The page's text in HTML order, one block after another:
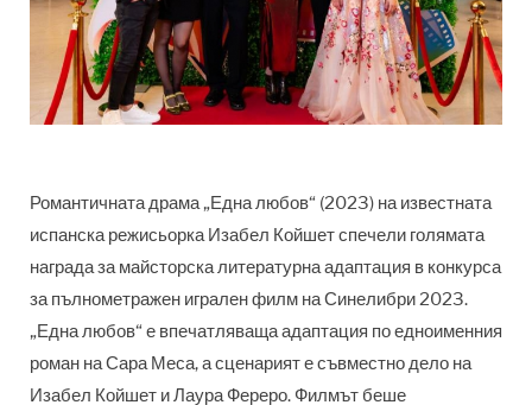
Романтичната драма „Една любов“ (2023) на известната
испанска режисьорка Изабел Койшет спечели голямата
награда за майсторска литературна адаптация в конкурса
за пълнометражен игрален филм на Синелибри 2023.
„Една любов“ е впечатляваща адаптация по едноименния
роман на Сара Меса, а сценарият е съвместно дело на
Изабел Койшет и Лаура Фереро. Филмът беше